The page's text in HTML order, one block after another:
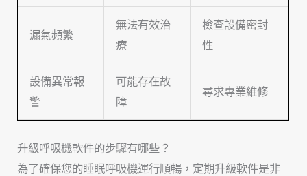
漏氣頻繁
無法有效治
療
檢查設備密封
性
設備異常報
警
可能存在故
障
尋求專業維修
升級呼吸機軟件的步驟有哪些？
為了確保您的睡眠呼吸機運行順暢，定期升級軟件是非